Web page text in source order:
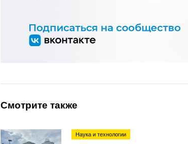
Смотрите также
Наука и технологии